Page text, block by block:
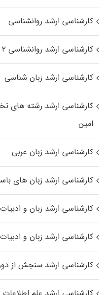
کارشناسی ارشد روانشناسی
کارشناسی ارشد روانشناسی ۲
کارشناسی ارشد زبان شناسی
کارشناسی ارشد رﺷﺘﻪ ﻫﺎی
اﻣﻴﻦ
کارشناسی ارشد زبان عربی
کارشناسی ارشد زبان‌ های
کارشناسی ارشد زبان و
کارشناسی ارشد زبان و
کارشناسی ارشد سنجش از